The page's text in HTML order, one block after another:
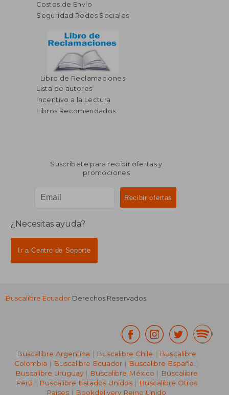
Costos de Envío
Seguridad Redes Sociales
Libro de Reclamaciones
Lista de autores
Incentivo a la Lectura
Libros Recomendados
Suscríbete para recibir ofertas y
promociones
¿Necesitas ayuda?
Ir a Centro de Soporte
Buscalibre Ecuador Derechos Reservados.
Buscalibre Argentina | Buscalibre Chile | Buscalibre
Colombia | Buscalibre Ecuador | Buscalibre España |
Buscalibre Uruguay| Buscalibre México | Buscalibre
Perú | Buscalibre Estados Unidos| Buscalibre Otros
Países | Bookdelivery Reino Unido